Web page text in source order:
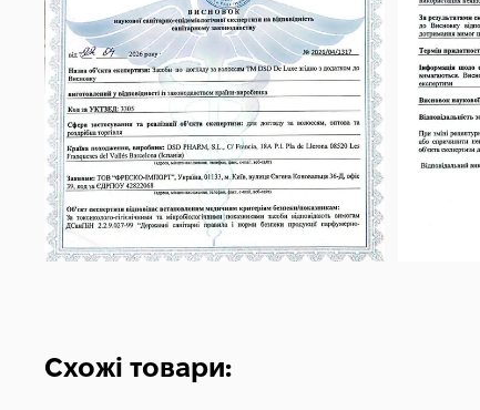
Схожі товари: